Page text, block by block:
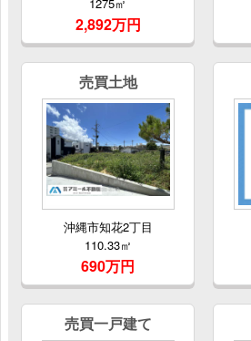
2,892万円
売買土地
沖縄市知花2丁目
110.33㎡
690万円
売買一戸建て